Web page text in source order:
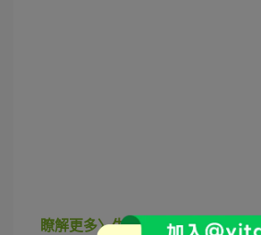
瞭解更多〉生動力雙纖維EX